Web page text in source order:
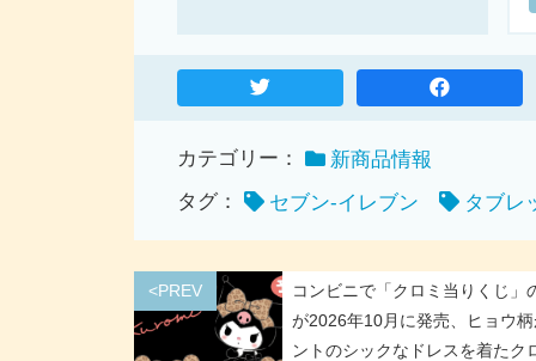
カテゴリー：
新商品情報
タグ：
セブン-イレブン タブレ
<PREV
コンビニで「クロミ当りくじ」
が2026年10月に発売、ヒョウ
ントのシックなドレスを着たク